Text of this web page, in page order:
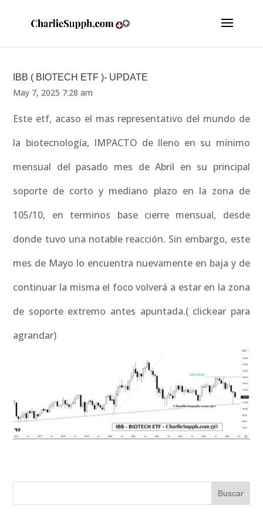
IBB ( BIOTECH ETF )- UPDATE
May 7, 2025 7:28 am
Este etf, acaso el mas representativo del mundo de
la biotecnología, IMPACTO de lleno en su mínimo
mensual del pasado mes de Abril en su principal
soporte de corto y mediano plazo en la zona de
105/10, en terminos base cierre mensual, desde
donde tuvo una notable reacción. Sin embargo, este
mes de Mayo lo encuentra nuevamente en baja y de
continuar la misma el foco volverá a estar en la zona
de soporte extremo antes apuntada.( clickear para
agrandar)